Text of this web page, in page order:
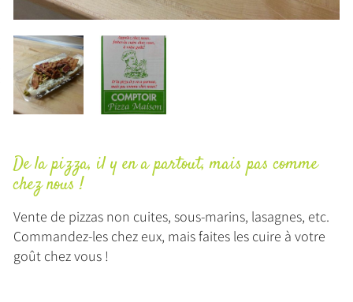
De la pizza, il y en a partout, mais pas comme
chez nous !
Vente de pizzas non cuites, sous-marins, lasagnes, etc.
Commandez-les chez eux, mais faites les cuire à votre
goût chez vous !